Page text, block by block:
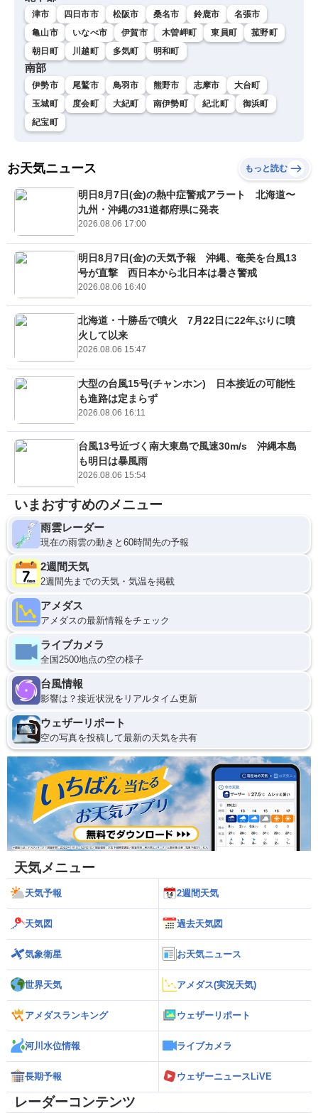
津市 四日市市 松阪市 桑名市 鈴鹿市
名張市
亀山市
いなべ市 伊賀市 木曽岬町 東員町
菰野町
朝日町
川越町 多気町 明和町
南部
伊勢市 尾鷲市 鳥羽市 熊野市 志摩市
大台町
玉城町
度会町 大紀町 南伊勢町 紀北町
御浜町
紀宝町
お天気ニュース もっと読む
明日8月7日(金)の熱中症警戒アラート 北海道〜
九州・沖縄の31道都府県に発表
2026.08.06 17:00
明日8月7日(金)の天気予報 沖縄、奄美を台風13
号が直撃 西日本から北日本は暑さ警戒
2026.08.06 16:40
北海道・十勝岳で噴火 7月22日に22年ぶりに噴
火して以来
2026.08.06 15:47
大型の台風15号(チャンホン) 日本接近の可能性
も進路は定まらず
2026.08.06 16:11
台風13号近づく南大東島で風速30m/s 沖縄本島
も明日は暴風雨
2026.08.06 15:54
いまおすすめのメニュー
雨雲レーダー
現在の雨雲の動きと60時間先の予報
2週間天気
2週間先までの天気・気温を掲載
アメダス
アメダスの最新情報をチェック
ライブカメラ
全国2500地点の空の様子
台風情報
影響は？接近状況をリアルタイム更新
ウェザーリポート
空の写真を投稿して最新の天気を共有
天気メニュー
天気予報 2週間天気
天気図 過去天気図
気象衛星 お天気ニュース
世界天気 アメダス(実況天気)
アメダスランキング ウェザーリポート
河川水位情報 ライブカメラ
長期予報 ウェザーニュースLiVE
レーダーコンテンツ